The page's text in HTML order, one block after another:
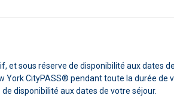
et sous réserve de disponibilité aux dates
York CityPASS® pendant toute la durée de
disponibilité aux dates de votre séjour.